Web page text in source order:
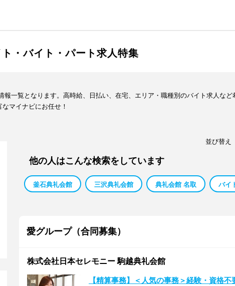
・バイト・パート求人特集
一覧となります。高時給、日払い、在宅、エリア・職種別のバイト求人など
マイナビにお任せ！
並び替え
他の人はこんな検索をしています
釜石典礼会館 三沢典礼会館 典礼会館 名取 バイ
愛グループ（合同募集）
株式会社日本セレモニー 駒越典礼会館
【精算事務】＜人気の事務＞経験・資格